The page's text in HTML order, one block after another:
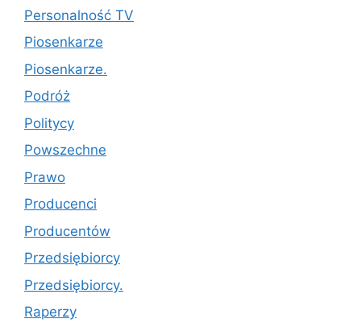
Personalność TV
Piosenkarze
Piosenkarze.
Podróż
Politycy
Powszechne
Prawo
Producenci
Producentów
Przedsiębiorcy
Przedsiębiorcy.
Raperzy